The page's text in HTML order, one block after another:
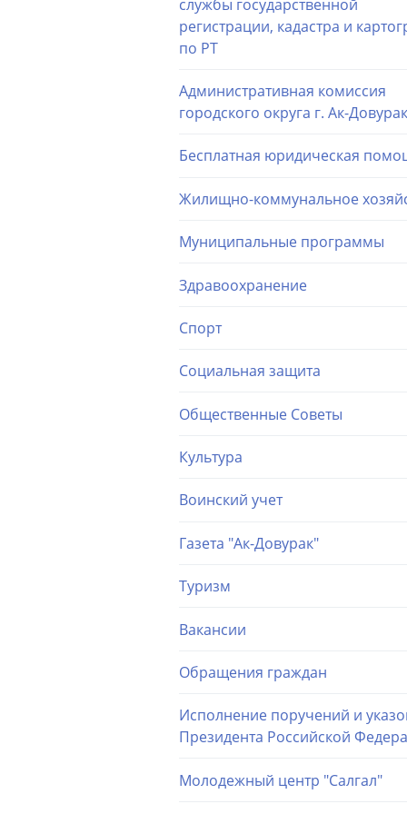
службы государственной
регистрации, кадастра и
по РТ
Административная комиссия
городского округа г. Ак-Довурак
Бесплатная юридическая
Жилищно-коммунальное
Муниципальные программы
Здравоохранение
Спорт
Социальная защита
Общественные Советы
Культура
Воинский учет
Газета "Ак-Довурак"
Туризм
Вакансии
Обращения граждан
Исполнение поручений и
Президента Российской
Молодежный центр "Салгал"